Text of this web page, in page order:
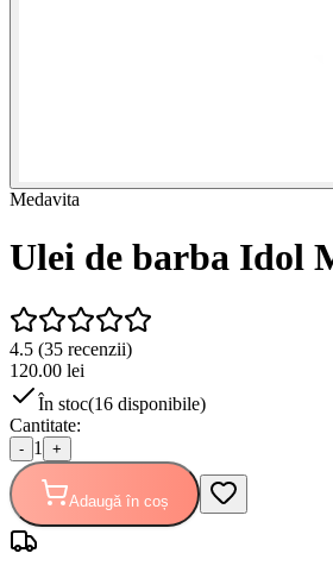
Medavita
Ulei de barba Idol
4.5 (35 recenzii)
120.00 lei
În stoc(16 disponibile)
Cantitate:
- 1 +
Adaugă în coș